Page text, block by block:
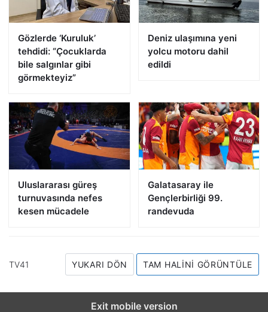
Gözlerde ‘Kuruluk’
tehdidi: “Çocuklarda
bile salgınlar gibi
görmekteyiz”
Deniz ulaşımına yeni
yolcu motoru dahil
edildi
Uluslararası güreş
turnuvasında nefes
kesen mücadele
Galatasaray ile
Gençlerbirliği 99.
randevuda
TV41 YUKARI DÖN TAM HALINI GÖRÜNTÜLE
Exit mobile version